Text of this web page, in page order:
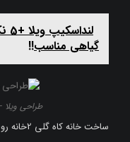
گیاهی مناسب!!
طراحی
ساخت خانه کاه گلی 2خانه روستایی ایرانی